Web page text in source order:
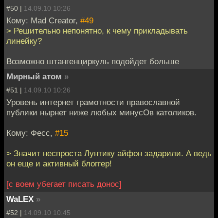
#50 | 14.09.10 10:26
Кому: Mad Creator, #49
> Решительно непонятно, к чему прикладывать
линейку?
Возможно штангенциркуль подойдет больше
Мирный атом »
#51 | 14.09.10 10:26
Уровень интернет грамотности православной
публики нырнет ниже любых минусОв католиков.
Кому: Фесс, #15
> Значит неспроста Лунтику айфон задарили. А ведь
он еще и активный блоггер!
[с воем убегает писать донос]
WaLEX »
#52 | 14.09.10 10:45